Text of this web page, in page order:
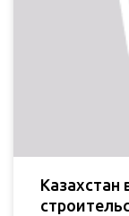
Казахстан